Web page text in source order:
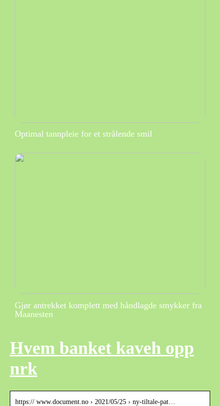
Optimal tannpleie for et strålende smil
Gjør antrekket komplett med håndlagde smykker fra
Maanesten
Hvem banket kaveh opp
nrk
https:// www.document.no › 2021/05/25 › ny-tiltale-pat…